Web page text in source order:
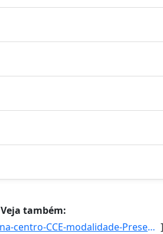
Veja também:
156: municipio-Teresina-centro-CCE-modalidade-Presencial-convenio--selecao-SISU_COTA-cota-AA-7-sexo--uf--] ]